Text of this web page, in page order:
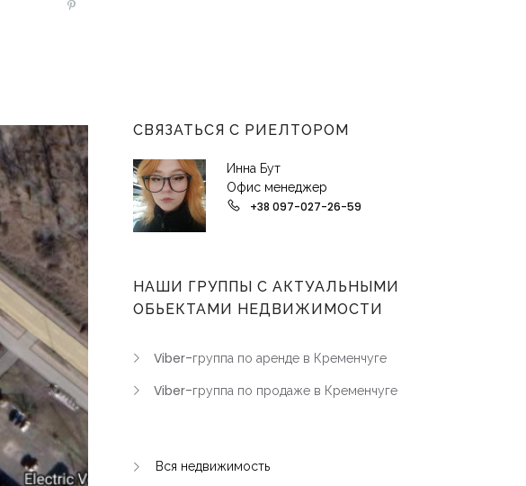
СВЯЗАТЬСЯ С РИЕЛТОРОМ
Инна Бут
Офис менеджер
+38 097-027-26-59
НАШИ ГРУППЫ С АКТУАЛЬНЫМИ
ОБЬЕКТАМИ НЕДВИЖИМОСТИ
Viber-группа по аренде в Кременчуге
Viber-группа по продаже в Кременчуге
Вся недвижимость